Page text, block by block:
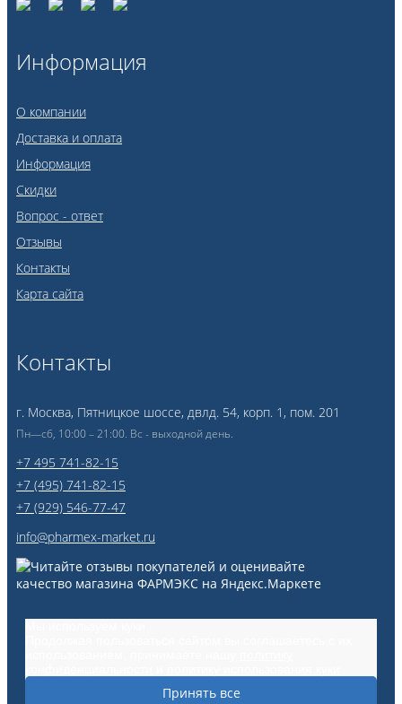
Информация
О компании
Доставка и оплата
Информация
Скидки
Вопрос - ответ
Отзывы
Контакты
Карта сайта
Контакты
г. Москва, Пятницкое шоссе, двлд. 54, корп. 1, пом. 201
Пн—сб, 10:00 – 21:00. Вс - выходной день.
+7 495 741-82-15
+7 (495) 741-82-15
+7 (929) 546-77-47
info@pharmex-market.ru
Принять все